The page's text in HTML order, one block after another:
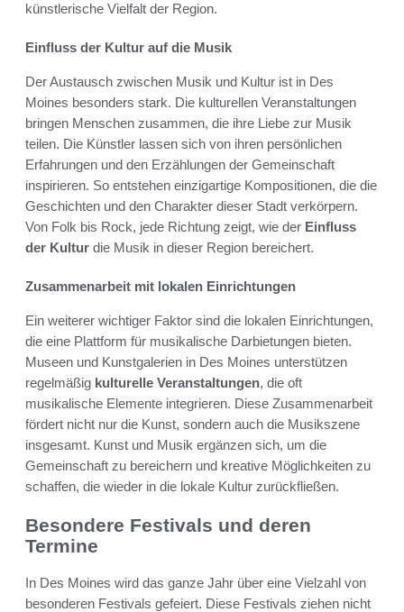
künstlerische Vielfalt der Region.
Einfluss der Kultur auf die Musik
Der Austausch zwischen Musik und Kultur ist in Des
Moines besonders stark. Die kulturellen Veranstaltungen
bringen Menschen zusammen, die ihre Liebe zur Musik
teilen. Die Künstler lassen sich von ihren persönlichen
Erfahrungen und den Erzählungen der Gemeinschaft
inspirieren. So entstehen einzigartige Kompositionen, die die
Geschichten und den Charakter dieser Stadt verkörpern.
Von Folk bis Rock, jede Richtung zeigt, wie der Einfluss
der Kultur die Musik in dieser Region bereichert.
Zusammenarbeit mit lokalen Einrichtungen
Ein weiterer wichtiger Faktor sind die lokalen Einrichtungen,
die eine Plattform für musikalische Darbietungen bieten.
Museen und Kunstgalerien in Des Moines unterstützen
regelmäßig kulturelle Veranstaltungen, die oft
musikalische Elemente integrieren. Diese Zusammenarbeit
fördert nicht nur die Kunst, sondern auch die Musikszene
insgesamt. Kunst und Musik ergänzen sich, um die
Gemeinschaft zu bereichern und kreative Möglichkeiten zu
schaffen, die wieder in die lokale Kultur zurückfließen.
Besondere Festivals und deren
Termine
In Des Moines wird das ganze Jahr über eine Vielzahl von
besonderen Festivals gefeiert. Diese Festivals ziehen nicht